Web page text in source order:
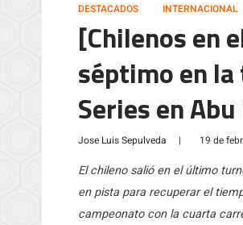
DESTACADOS INTERNACIONAL
[Chilenos en
séptimo en la
Series en
Jose Luis Sepulveda | 19 de
El chileno salió en el último
en pista para recuperar el
campeonato con la cuarta